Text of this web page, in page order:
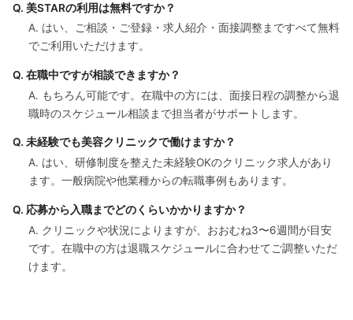
Q. 美STARの利用は無料ですか？
A. はい、ご相談・ご登録・求人紹介・面接調整まですべて無料
でご利用いただけます。
Q. 在職中ですが相談できますか？
A. もちろん可能です。在職中の方には、面接日程の調整から退
職時のスケジュール相談まで担当者がサポートします。
Q. 未経験でも美容クリニックで働けますか？
A. はい、研修制度を整えた未経験OKのクリニック求人があり
ます。一般病院や他業種からの転職事例もあります。
Q. 応募から入職までどのくらいかかりますか？
A. クリニックや状況によりますが、おおむね3〜6週間が目安
です。在職中の方は退職スケジュールに合わせてご調整いただ
けます。